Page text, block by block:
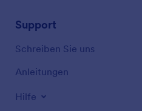
Support
Schreiben Sie uns
Anleitungen
Hilfe